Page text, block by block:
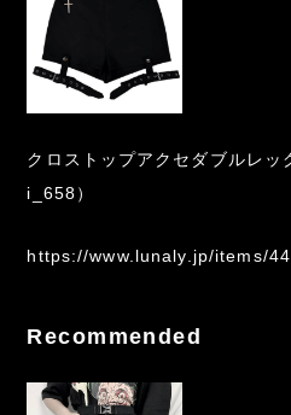
クロストップアクセダブルレ
i_658）
https://www.lunaly.jp/items/
Recommended